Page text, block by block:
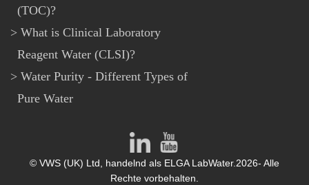
(TOC)?
What is Clinical Laboratory
Reagent Water (CLSI)?
Water Purity - Different Types of
Pure Water
© VWS (UK) Ltd, handelnd als ELGA LabWater.2026- Alle
Rechte vorbehalten.